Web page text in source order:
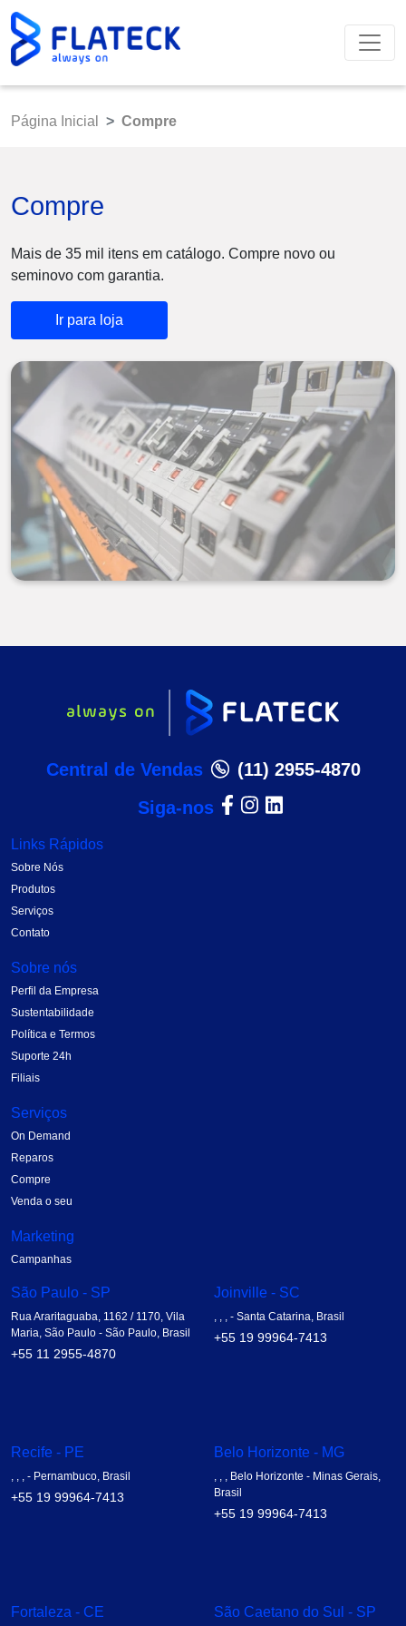
Página Inicial Compre
Compre
Mais de 35 mil itens em catálogo. Compre novo ou
seminovo com garantia.
Ir para loja
Central de Vendas
(11) 2955-4870
Siga-nos
Links Rápidos
Sobre Nós
Produtos
Serviços
Contato
Sobre nós
Perfil da Empresa
Sustentabilidade
Política e Termos
Suporte 24h
Filiais
Serviços
On Demand
Reparos
Compre
Venda o seu
Marketing
Campanhas
São Paulo - SP
Rua Araritaguaba, 1162 / 1170, Vila
Maria, São Paulo - São Paulo, Brasil
+55 11 2955-4870
Joinville - SC
, , , - Santa Catarina, Brasil
+55 19 99964-7413
Recife - PE
, , , - Pernambuco, Brasil
+55 19 99964-7413
Belo Horizonte - MG
, , , Belo Horizonte - Minas Gerais,
Brasil
+55 19 99964-7413
Fortaleza - CE São Caetano do Sul - SP